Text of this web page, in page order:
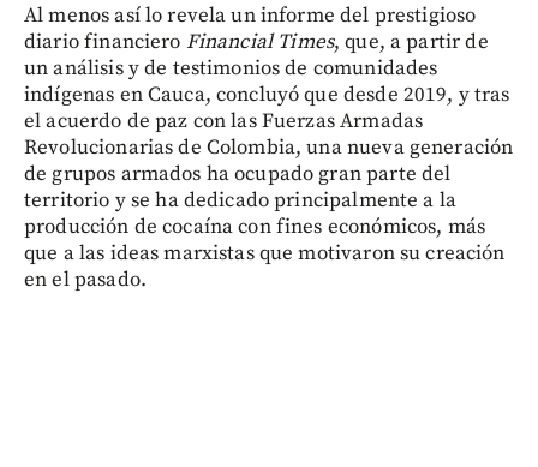
Al menos así lo revela un informe del prestigioso
diario financiero Financial Times, que, a partir de
un análisis y de testimonios de comunidades
indígenas en Cauca, concluyó que desde 2019, y tras
el acuerdo de paz con las Fuerzas Armadas
Revolucionarias de Colombia, una nueva generación
de grupos armados ha ocupado gran parte del
territorio y se ha dedicado principalmente a la
producción de cocaína con fines económicos, más
que a las ideas marxistas que motivaron su creación
en el pasado.